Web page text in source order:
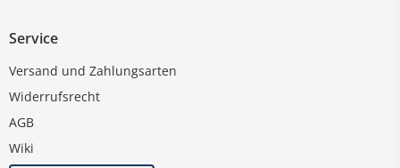
Service
Versand und Zahlungsarten
Widerrufsrecht
AGB
Wiki